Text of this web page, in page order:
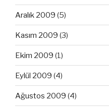
Aralık 2009 (5)
Kasım 2009 (3)
Ekim 2009 (1)
Eylül 2009 (4)
Ağustos 2009 (4)